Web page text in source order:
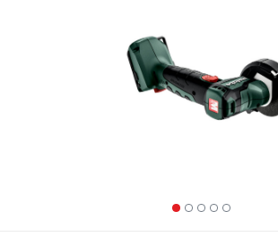
ЗАКАЗАТЬ ЗАПЧАСТЬ
- ЗАКАЗ ЗАПЧАСТЕЙ